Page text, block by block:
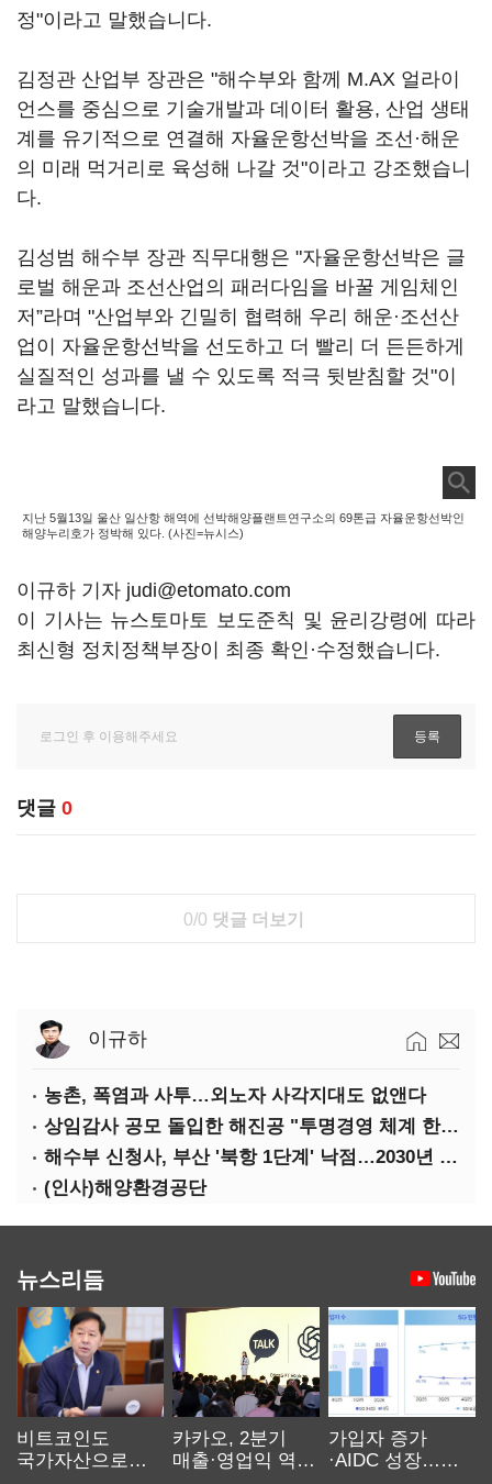
정"이라고 말했습니다.
김정관 산업부 장관은 "해수부와 함께 M.AX 얼라이
언스를 중심으로 기술개발과 데이터 활용, 산업 생태
계를 유기적으로 연결해 자율운항선박을 조선·해운
의 미래 먹거리로 육성해 나갈 것"이라고 강조했습니
다.
김성범 해수부 장관 직무대행은 "자율운항선박은 글
로벌 해운과 조선산업의 패러다임을 바꿀 게임체인
저”라며 "산업부와 긴밀히 협력해 우리 해운·조선산
업이 자율운항선박을 선도하고 더 빨리 더 든든하게
실질적인 성과를 낼 수 있도록 적극 뒷받침할 것"이
라고 말했습니다.
지난 5월13일 울산 일산항 해역에 선박해양플랜트연구소의 69톤급 자율운항선박인
해양누리호가 정박해 있다. (사진=뉴시스)
이규하 기자 judi@etomato.com
이 기사는 뉴스토마토 보도준칙 및 윤리강령에 따라
최신형 정치정책부장이 최종 확인·수정했습니다.
댓글 0
0/0 댓글 더보기
이규하
농촌, 폭염과 사투…외노자 사각지대도 없앤다
상임감사 공모 돌입한 해진공 "투명경영 체계 한층 강화"
해수부 신청사, 부산 '북항 1단계' 낙점…2030년 완공 목표
(인사)해양환경공단
뉴스리듬
비트코인도
국가자산으로…'
카카오, 2분기
매출·영업익 역대
가입자 증가
·AIDC 성장…